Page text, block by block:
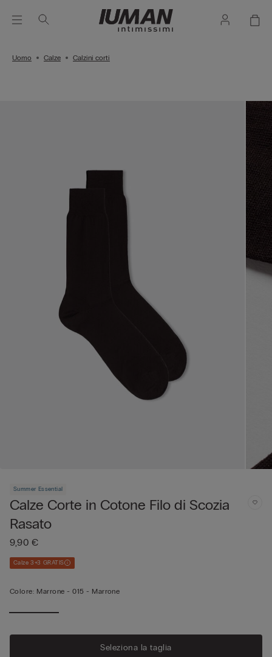
Uomo Calze Calzini corti
Summer Essential
Calze Corte in Cotone Filo di Scozia
Rasato
9,90 €
Calze 3+3 GRATIS
Colore: Marrone -015 - Marrone
Seleziona la taglia